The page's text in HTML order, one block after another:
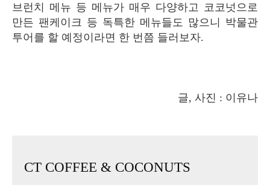
브런치 메뉴 등 메뉴가 매우 다양하고 코코넛으로
만든 팬케이크 등 독특한 메뉴들도 많으니 박물관
투어를 할 예정이라면 한 번쯤 들러보자.
글, 사진 : 이유나
CT COFFEE & COCONUTS